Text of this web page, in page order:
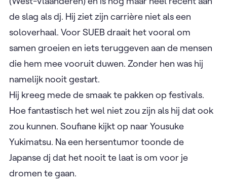
de slag als dj. Hij ziet zijn carrière niet als een
soloverhaal. Voor SUEB draait het vooral om
samen groeien en iets teruggeven aan de mensen
die hem mee vooruit duwen. Zonder hen was hij
namelijk nooit gestart.
Hij kreeg mede de smaak te pakken op festivals.
Hoe fantastisch het wel niet zou zijn als hij dat ook
zou kunnen. Soufiane kijkt op naar Yousuke
Yukimatsu. Na een hersentumor toonde de
Japanse dj dat het nooit te laat is om voor je
dromen te gaan.